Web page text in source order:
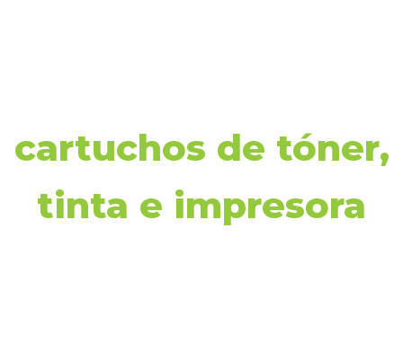
cartuchos de tóner,
tinta e impresora